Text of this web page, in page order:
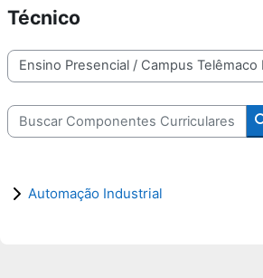
Técnico
Categorias
Buscar Componentes Curriculares
Automação Industrial